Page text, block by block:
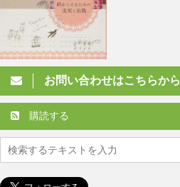
お問い合わせはこちらから
購読する